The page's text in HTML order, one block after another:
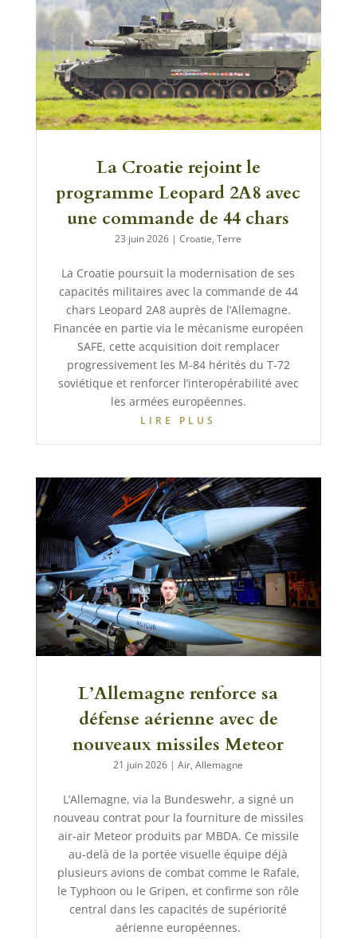
La Croatie rejoint le
programme Leopard 2A8 avec
une commande de 44 chars
23 juin 2026 |Croatie,Terre
La Croatie poursuit la modernisation de ses
capacités militaires avec la commande de 44
chars Leopard 2A8 auprès de l’Allemagne.
Financée en partie via le mécanisme européen
SAFE, cette acquisition doit remplacer
progressivement les M-84 hérités du T-72
soviétique et renforcer l’interopérabilité avec
les armées européennes.
LIRE PLUS
L’Allemagne renforce sa
défense aérienne avec de
nouveaux missiles Meteor
21 juin 2026 |Air,Allemagne
L’Allemagne, via la Bundeswehr, a signé un
nouveau contrat pour la fourniture de missiles
air-air Meteor produits par MBDA. Ce missile
au-delà de la portée visuelle équipe déjà
plusieurs avions de combat comme le Rafale,
le Typhoon ou le Gripen, et confirme son rôle
central dans les capacités de supériorité
aérienne européennes.